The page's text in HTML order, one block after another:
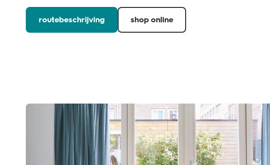
routebeschrijving shop online